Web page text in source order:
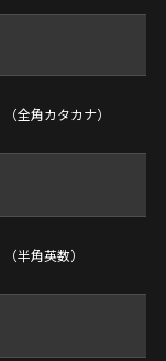
（全角カタカナ）
（半角英数）